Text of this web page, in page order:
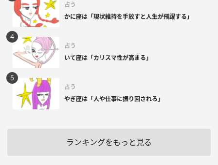
占う
かに座は「現状維持を手放すと人生が飛躍する」
占う
いて座は「カリスマ性が高まる」
占う
やぎ座は「人や仕事に振り回される」
ランキングをもっと見る